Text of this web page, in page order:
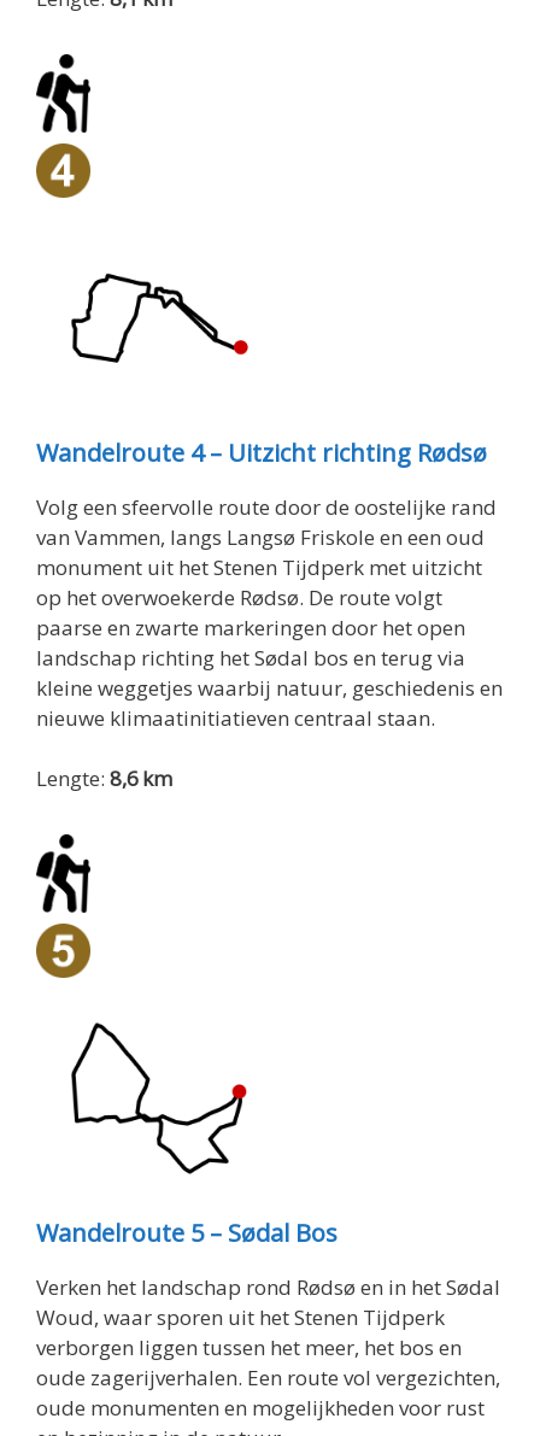
Wandelroute 4 – Uitzicht richting Rødsø
Volg een sfeervolle route door de oostelijke rand
van Vammen, langs Langsø Friskole en een oud
monument uit het Stenen Tijdperk met uitzicht
op het overwoekerde Rødsø. De route volgt
paarse en zwarte markeringen door het open
landschap richting het Sødal bos en terug via
kleine weggetjes waarbij natuur, geschiedenis en
nieuwe klimaatinitiatieven centraal staan.
Lengte: 8,6 km
Wandelroute 5 – Sødal Bos
Verken het landschap rond Rødsø en in het Sødal
Woud, waar sporen uit het Stenen Tijdperk
verborgen liggen tussen het meer, het bos en
oude zagerijverhalen. Een route vol vergezichten,
oude monumenten en mogelijkheden voor rust